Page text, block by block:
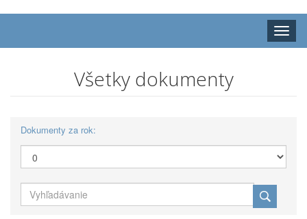
Toggle
Všetky dokumenty
Dokumenty za rok: